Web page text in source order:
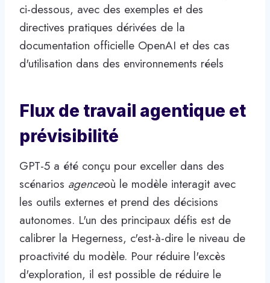
ci-dessous, avec des exemples et des
directives pratiques dérivées de la
documentation officielle OpenAI et des cas
d'utilisation dans des environnements réels
Flux de travail agentique et
prévisibilité
GPT-5 a été conçu pour exceller dans des
scénarios agenceoù le modèle interagit avec
les outils externes et prend des décisions
autonomes. L'un des principaux défis est de
calibrer la Hegerness, c'est-à-dire le niveau de
proactivité du modèle. Pour réduire l'excès
d'exploration, il est possible de réduire le